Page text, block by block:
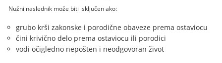
Nužni naslednik može biti isključen ako:
grubo krši zakonske i porodične obaveze prema ostaviocu
čini krivično delo prema ostaviocu ili porodici
vodi očigledno nepošten i neodgovoran život